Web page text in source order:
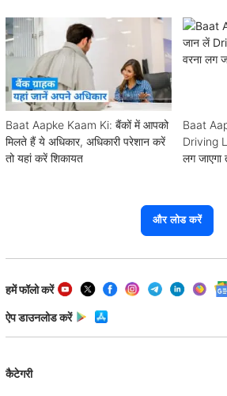
Baat Aapke Kaam Ki: बैंकों में आपको
मिलते हैं ये अधिकार, अधिकारी परेशान करें
तो यहां करें शिकायत
Baat
Driving
लग जाएगा
और लोड करें
हमें फॉलो करें
ऐप डाउनलोड करें
कैटेगरी